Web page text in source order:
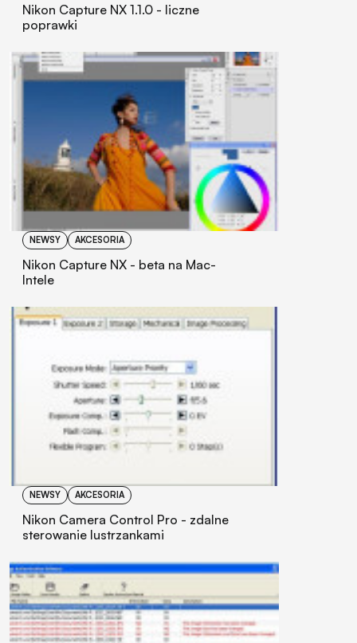
Nikon Capture NX 1.1.0 - liczne
poprawki
NEWSY AKCESORIA
Nikon Capture NX - beta na Mac-
Intele
NEWSY AKCESORIA
Nikon Camera Control Pro - zdalne
sterowanie lustrzankami